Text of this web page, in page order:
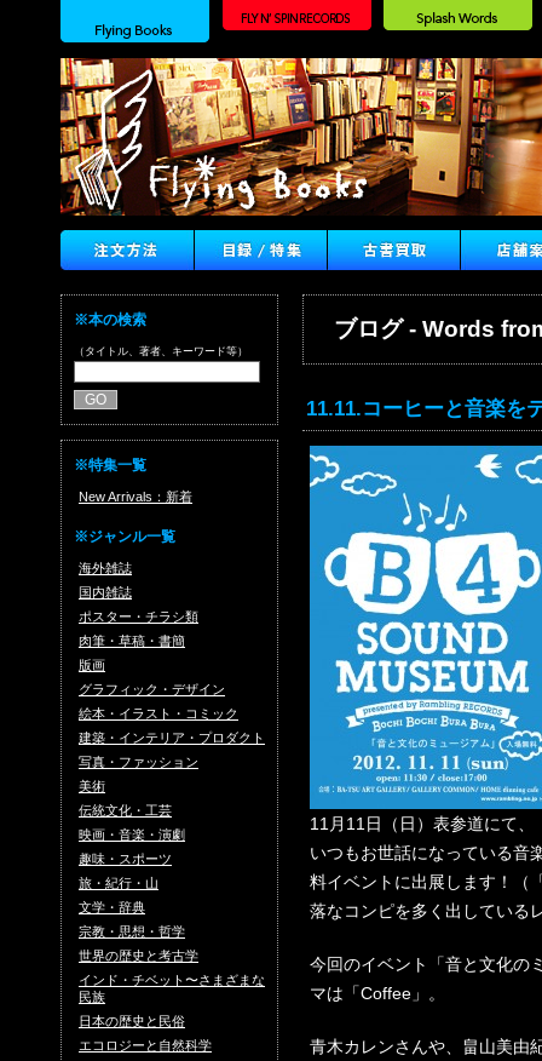
※本の検索
（タイトル、著者、キーワード等）
※特集一覧
New Arrivals：新着
※ジャンル一覧
海外雑誌
国内雑誌
ポスター・チラシ類
肉筆・草稿・書簡
版画
グラフィック・デザイン
絵本・イラスト・コミック
建築・インテリア・プロダクト
写真・ファッション
美術
伝統文化・工芸
映画・音楽・演劇
趣味・スポーツ
旅・紀行・山
文学・辞典
宗教・思想・哲学
世界の歴史と考古学
インド・チベット〜さまざまな
民族
日本の歴史と民俗
エコロジーと自然科学
ブログ - Words
11.11.コーヒーと音楽を
11月11日（日）表参道にて、
いつもお世話になっている音
料イベントに出展します！（
落なコンピを多く出している
今回のイベント「音と文化
マは「Coffee」。
青木カレンさんや、畠山美由